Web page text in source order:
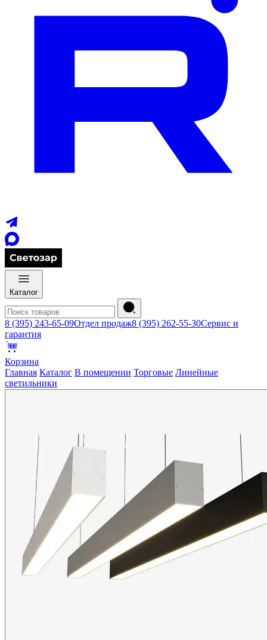
Каталог
8 (395) 243-65-09Отдел продаж8 (395) 262-55-30Сервис и
гарантия
Корзина
Главная Каталог В помещении Торговые Линейные
светильники